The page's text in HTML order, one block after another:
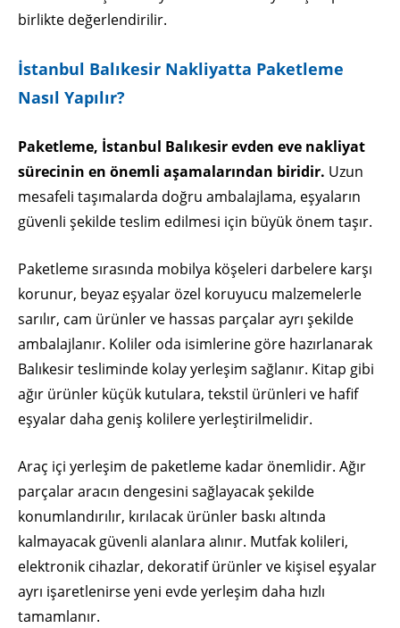
birlikte değerlendirilir.
İstanbul Balıkesir Nakliyatta Paketleme
Nasıl Yapılır?
Paketleme, İstanbul Balıkesir evden eve nakliyat
sürecinin en önemli aşamalarından biridir. Uzun
mesafeli taşımalarda doğru ambalajlama, eşyaların
güvenli şekilde teslim edilmesi için büyük önem taşır.
Paketleme sırasında mobilya köşeleri darbelere karşı
korunur, beyaz eşyalar özel koruyucu malzemelerle
sarılır, cam ürünler ve hassas parçalar ayrı şekilde
ambalajlanır. Koliler oda isimlerine göre hazırlanarak
Balıkesir tesliminde kolay yerleşim sağlanır. Kitap gibi
ağır ürünler küçük kutulara, tekstil ürünleri ve hafif
eşyalar daha geniş kolilere yerleştirilmelidir.
Araç içi yerleşim de paketleme kadar önemlidir. Ağır
parçalar aracın dengesini sağlayacak şekilde
konumlandırılır, kırılacak ürünler baskı altında
kalmayacak güvenli alanlara alınır. Mutfak kolileri,
elektronik cihazlar, dekoratif ürünler ve kişisel eşyalar
ayrı işaretlenirse yeni evde yerleşim daha hızlı
tamamlanır.